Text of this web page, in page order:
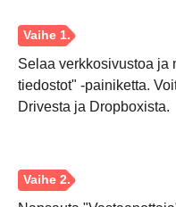
Selaa verkkosivustoa ja
tiedostot" -painiketta.
Drivesta ja Dropboxista.